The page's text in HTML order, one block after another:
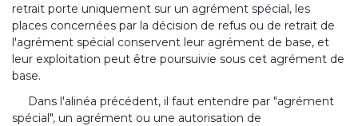
retrait porte uniquement sur un agrément spécial, les
places concernées par la décision de refus ou de retrait de
l'agrément spécial conservent leur agrément de base, et
leur exploitation peut être poursuivie sous cet agrément de
base.
Dans l'alinéa précédent, il faut entendre par "agrément
spécial", un agrément ou une autorisation de